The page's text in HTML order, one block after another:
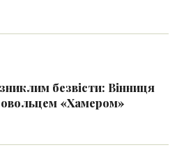
безвісти: Вінниця
«Хамером»